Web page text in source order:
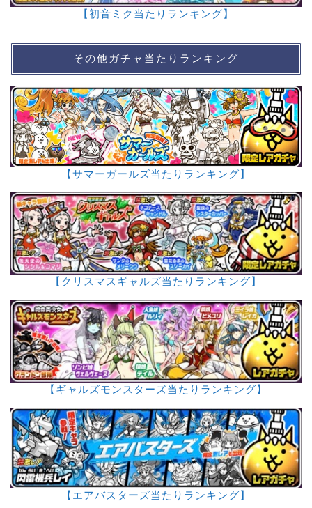
【初音ミク当たりランキング】
その他ガチャ当たりランキング
【サマーガールズ当たりランキング】
【クリスマスギャルズ当たりランキング】
【ギャルズモンスターズ当たりランキング】
【エアバスターズ当たりランキング】